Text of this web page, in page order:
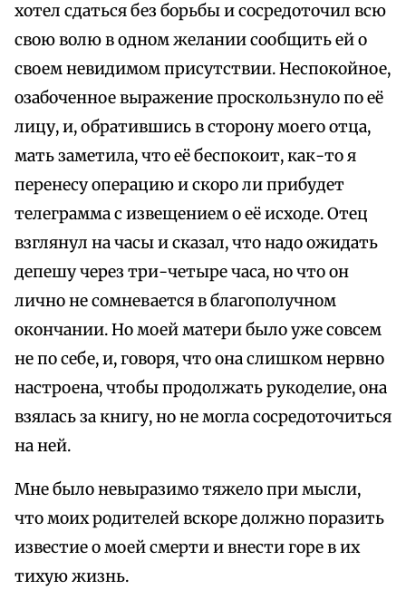
хотел сдаться без борьбы и сосредоточил всю
свою волю в одном желании сообщить ей о
своем невидимом присутствии. Неспокойное,
озабоченное выражение проскользнуло по её
лицу, и, обратившись в сторону моего отца,
мать заметила, что её беспокоит, как-то я
перенесу операцию и скоро ли прибудет
телеграмма с извещением о её исходе. Отец
взглянул на часы и сказал, что надо ожидать
депешу через три-четыре часа, но что он
лично не сомневается в благополучном
окончании. Но моей матери было уже совсем
не по себе, и, говоря, что она слишком нервно
настроена, чтобы продолжать рукоделие, она
взялась за книгу, но не могла сосредоточиться
на ней.
Мне было невыразимо тяжело при мысли,
что моих родителей вскоре должно поразить
известие о моей смерти и внести горе в их
тихую жизнь.